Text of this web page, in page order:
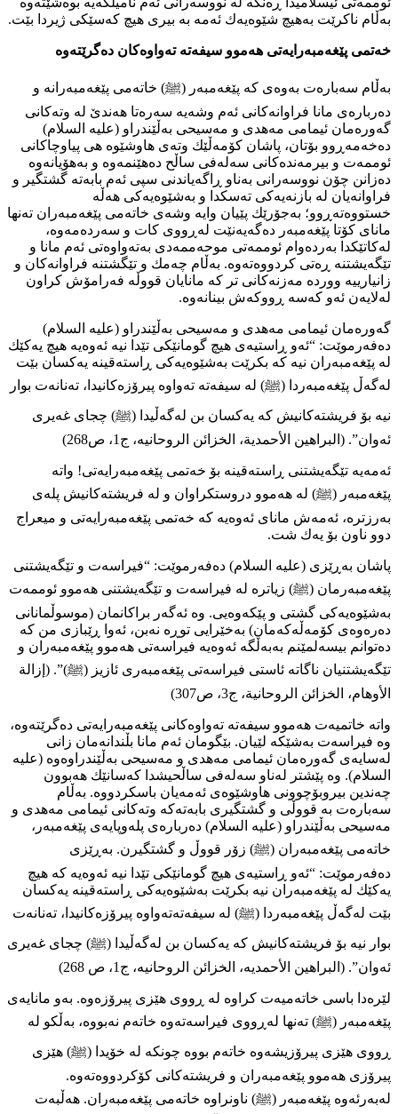
بەڵام ناكرێت بەهیچ شێوەیەك ئەمە بە بیری هیچ كەسێكی ژیردا بێت.
خەتمی پێغەمبەرایەتی هەموو سیفەتە تەواوەكان دەگرێتەوە
بەڵام سەبارەت بەوەی كە پێغەمبەر (ﷺ) خاتەمی پێغەمبەرانە و
دەربارەی مانا فراوانەكانی ئەم وشەیە سەرەتا هەندێ لە وتەكانی
گەورەمان ئیمامی مەهدی و مەسیحی بەڵێندراو (عليه السلام)
دەخەمەڕوو بۆتان، پاشان كۆمەڵێك وتەی هاوشێوە هی پیاوچاكانی
ئوممەت و بیرمەندەكانی سەلەفی ساڵح دەهێنمەوە و بەهۆیانەوە
دەزانن چۆن نووسەرانی بەناو ڕاگەیاندنی سپی ئەم بابەتە گشتگیر و
فراوانەیان لە بازنەیەكی تەسكدا و بەشێوەیەكی هەڵە
خستووەتەڕوو؛ بەجۆرێك پێیان وایە وشەی خاتەمی پێغەمبەران تەنها
مانای كۆتا پێغەمبەر دەگەیەنێت لەڕووی كات و سەردەمەوە،
لەكاتێكدا بەردەوام ئوممەتی موحەممەدی بەتەواوەتی ئەم مانا و
تێگەيشتنە ڕەتی كردووەتەوە. بەڵام چەمك و تێگشتنە فراوانەكان و
زانیارییە ووردە مەزنەكانی تر كە مانایان قووڵە فەرامۆش كراون
لەلایەن ئەو كەسە ڕووكەش بینانەوە.
گەورەمان ئیمامی مەهدی و مەسیحی بەڵێندراو (عليه السلام)
دەفەرموێت: “ئەو ڕاستیەی هیچ گومانێكی تێدا نیە ئەوەیە هیچ یەكێك
لە پێغەمبەران نیە كە بكرێت بەشێوەیەكی ڕاستەقینە یەكسان بێت
لەگەڵ پێغەمبەردا (ﷺ) لە سیفەتە تەواوە پیرۆزەكانیدا، تەنانەت بوار
نیە بۆ فریشتەكانیش كە یەكسان بن لەگەڵیدا (ﷺ) چجای غەیری
ئەوان”. (البراهین الأحمدیة، الخزائن الروحانیە، ج1، ص268)
ئەمەیە تێگەيشتنی ڕاستەقینە بۆ خەتمی پێغەمبەرایەتی! واتە
پێغەمبەر (ﷺ) لە هەموو دروستكراوان و لە فریشتەكانیش پلەی
بەرزترە، ئەمەش مانای ئەوەیە كە خەتمی پێغەمبەرایەتی و میعراج
دوو ناون بۆ یەك شت.
پاشان بەڕێزی (عليه السلام) دەفەرموێت: “فیراسەت و تێگەيشتنی
پێغەمبەرمان (ﷺ) زیاترە لە فیراسەت و تێگەيشتنی هەموو ئوممەت
بەشێوەیەكی گشتی و پێكەوەیی. وە ئەگەر براكانمان (موسوڵمانانی
دەرەوەی كۆمەڵەكەمان) بەخێرایی توڕە نەبن، ئەوا ڕێبازی من كە
دەتوانم بیسەلمێنم بەبەڵگە ئەوەیە فیراسەتی هەموو پێغەمبەران و
تێگەيشتنیان ناگاتە ئاستی فیراسەتی پێغەمبەری ئازیز (ﷺ)”. (إزالة
الأوهام، الخزائن الروحانیة، ج3، ص307)
واتە خاتمیەت هەموو سیفەتە تەواوەكانی پێغەمبەرایەتی دەگرێتەوە،
وە فیراسەت بەشێكە لێیان. بێگومان ئەم مانا بڵندانەمان زانی
لەسایەی گەورەمان ئیمامی مەهدی و مەسیحی بەڵێندراوەوە (عليه
السلام). وە پێشتر لەناو سەلەفی ساڵحیشدا كەسانێك هەبوون
چەندین بیروبۆچوونی هاوشێوەی ئەمەیان باسكردووە. بەڵام
سەبارەت بە قووڵی و گشتگیری بابەتەكە وتەكانی ئیمامی مەهدی و
مەسیحی بەڵێندراو (عليه السلام) دەربارەی پلەوپایەی پێغەمبەر،
خاتەمی پێغەمبەران (ﷺ) زۆر قووڵ و گشتگیرن. بەڕێزی
دەفەرموێت: “ئەو ڕاستیەی هیچ گومانێكی تێدا نیە ئەوەیە كە هیچ
یەكێك لە پێغەمبەران نیە بكرێت بەشێوەیەكی ڕاستەقینە یەكسان
بێت لەگەڵ پێغەمبەردا (ﷺ) لە سیفەتەتەواوە پیرۆزەكانیدا، تەنانەت
بوار نیە بۆ فریشتەكانیش كە یەكسان بن لەگەڵیدا (ﷺ) چجای غەیری
ئەوان”. (البراهین الأحمدیە، الخزائن الروحانیە، ج1، ص 268)
لێرەدا باسی خاتەمیەت كراوە لە ڕووی هێزی پیرۆزەوە. بەو مانایەی
پێغەمبەر (ﷺ) تەنھا لەڕووی فیراسەتەوە خاتەم نەبووە، بەڵكو لە
ڕووی هێزی پیرۆزیشەوە خاتەم بووە چونكە لە خۆیدا (ﷺ) هێزی
پیرۆزی هەموو پێغەمبەران و فریشتەكانی كۆكردووەتەوە.
لەبەرئەوە پێغەمبەر (ﷺ) ناونراوە خاتەمی پێغەمبەران. هەڵبەت